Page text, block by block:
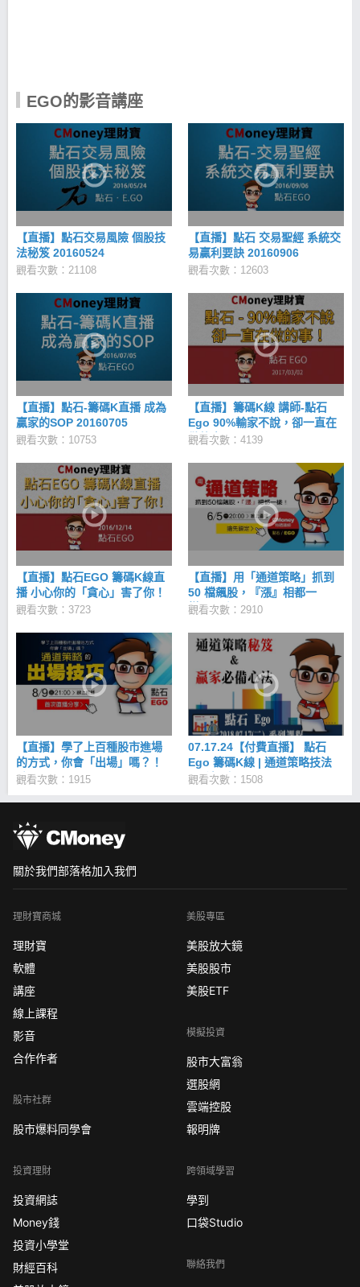
EGO的影音講座
【直播】點石交易風險 個股技
法秘笈 20160524
觀看次數：21108
【直播】點石 交易聖經 系統交
易贏利要訣 20160906
觀看次數：12603
【直播】點石-籌碼K直播 成為
贏家的SOP 20160705
觀看次數：10753
【直播】籌碼K線 講師-點石
Ego 90%輸家不說，卻一直在
做的事！20170302
觀看次數：4139
【直播】點石EGO 籌碼K線直
播 小心你的「貪心」害了你！
20161214
觀看次數：3723
【直播】用「通道策略」抓到
50 檔飆股，『漲』相都一
樣...！點石 - EGO 20170608
觀看次數：2910
【直播】學了上百種股市進場
的方式，你會「出場」嗎？！
點石Ego 20170809
觀看次數：1915
07.17.24【付費直播】 點石
Ego 籌碼K線 | 通道策略技法
+心法 (上+下)
觀看次數：1508
關於我們部落格加入我們
理財寶商城
理財寶
軟體
講座
線上課程
影音
合作作者
股市社群
股市爆料同學會
投資理財
投資網誌
Money錢
投資小學堂
財經百科
美股專區
美股放大鏡
美股股市
美股ETF
模擬投資
股市大富翁
選股網
雲端控股
報明牌
跨領域學習
學到
口袋Studio
聯絡我們